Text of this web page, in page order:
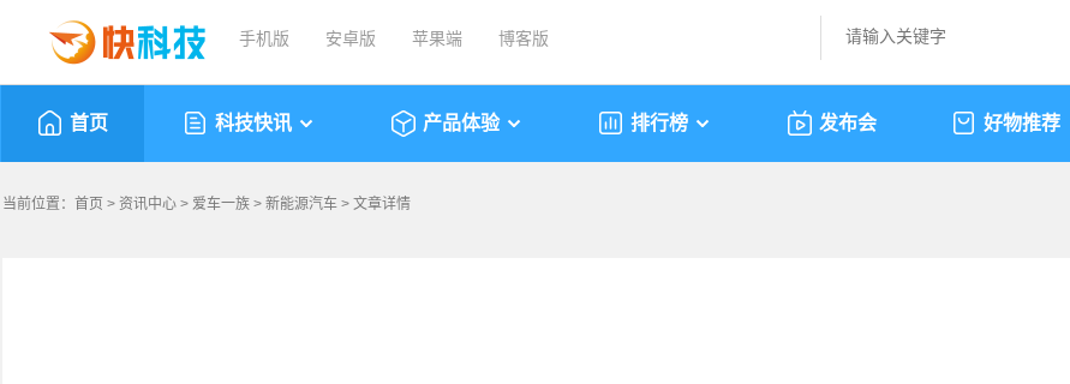
手机版 安卓版 苹果端 博客版
首页 科技快讯 产品体验 排行榜 发布会 好物推荐
当前位置： 首页 > 资讯中心 > 爱车一族 > 新能源汽车 > 文章详情